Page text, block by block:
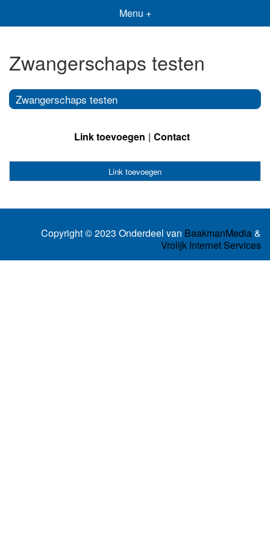
Menu +
Zwangerschaps testen
Zwangerschaps testen
Link toevoegen Contact
Link toevoegen
Copyright © 2023 Onderdeel van BaakmanMedia&
Vrolijk Internet Services